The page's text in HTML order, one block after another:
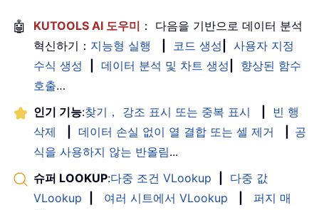
🤖 KUTOOLS AI 도우미 ： 다음을 기반으로 데이터 분석
혁신하기： 지능형 실행 코드 생성
사용자 지정
수식 생성
데이터 분석 및 차트 생성
향상된 함수
호출…
인기 기능:찾기， 강조 표시 또는 중복 표시
빈 행
삭제
데이터 손실 없이 열 결합 또는 셀 제거
공
식을 사용하지 않는 반올림...
슈퍼 LOOKUP:다중 조건 VLookup
다중 값
VLookup
여러 시트에서 VLookup
퍼지 매